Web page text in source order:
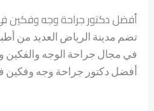
أفضل دكتور جراحة وجه وفكين
تضم مدينة الرياض العديد من
في مجال جراحة الوجه والفكين
أفضل دكتور جراحة وجه وفكين